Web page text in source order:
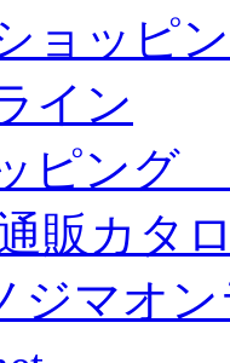
ョッピ
イン
ピング
販カタ
ジマオ